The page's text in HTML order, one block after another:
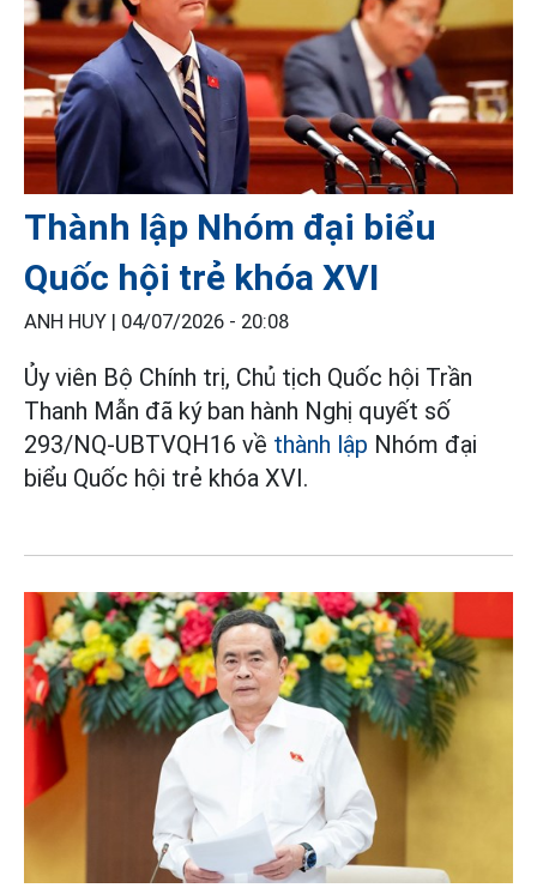
Thành lập Nhóm đại biểu
Quốc hội trẻ khóa XVI
ANH HUY | 04/07/2026 - 20:08
Ủy viên Bộ Chính trị, Chủ tịch Quốc hội Trần
Thanh Mẫn đã ký ban hành Nghị quyết số
293/NQ-UBTVQH16 về thành lập Nhóm đại
biểu Quốc hội trẻ khóa XVI.